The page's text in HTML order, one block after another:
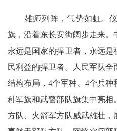
雄师列阵，气势如虹。仪
旗，沿着东长安街阔步走来。
永远是国家的捍卫者，永远是
民利益的捍卫者。人民军队
结构布局，4个军种、4个兵
种军旗和武警部队旗集中亮
方队、火箭军方队威武雄壮